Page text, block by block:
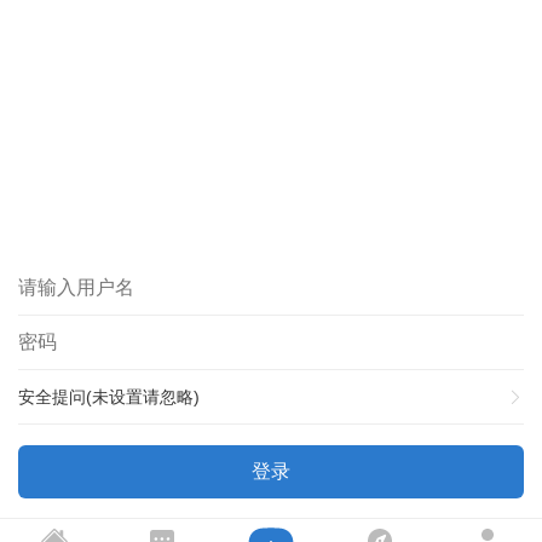
安全提问(未设置请忽略)
登录